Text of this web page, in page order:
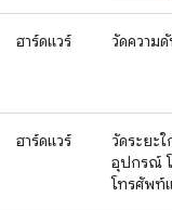
ฮาร์ดแวร์ วัดความ
ฮาร์ดแวร์
วัดระยะ
อุปกรณ์ โ
โทรศัพท์